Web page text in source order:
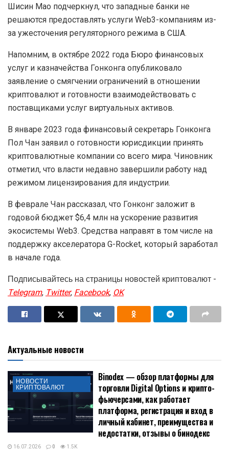
Шисин Мао подчеркнул, что западные банки не
решаются предоставлять услуги Web3-компаниям из-
за ужесточения регуляторного режима в США.
Напомним, в октябре 2022 года Бюро финансовых
услуг и казначейства Гонконга опубликовало
заявление о смягчении ограничений в отношении
криптовалют и готовности взаимодействовать с
поставщиками услуг виртуальных активов.
В январе 2023 года финансовый секретарь Гонконга
Пол Чан заявил о готовности юрисдикции принять
криптовалютные компании со всего мира. Чиновник
отметил, что власти недавно завершили работу над
режимом лицензирования для индустрии.
В феврале Чан рассказал, что Гонконг заложит в
годовой бюджет $6,4 млн на ускорение развития
экосистемы Web3. Средства направят в том числе на
поддержку акселератора G-Rocket, который заработал
в начале года.
Подписывайтесь на страницы новостей криптовалют -
Telegram, Twitter, Facebook, OK
Актуальные новости
НОВОСТИ
КРИПТОВАЛЮТ
Binodex — обзор платформы для
торговли Digital Options и крипто-
фьючерсами, как работает
платформа, регистрация и вход в
личный кабинет, преимущества и
недостатки, отзывы о бинодекс
16.07.2026 0 1.5K